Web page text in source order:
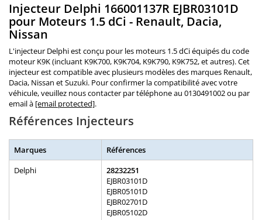
Injecteur Delphi 166001137R EJBR03101D
pour Moteurs 1.5 dCi - Renault, Dacia,
Nissan
L'injecteur Delphi est conçu pour les moteurs 1.5 dCi équipés du code
moteur K9K (incluant K9K700, K9K704, K9K790, K9K752, et autres). Cet
injecteur est compatible avec plusieurs modèles des marques Renault,
Dacia, Nissan et Suzuki. Pour confirmer la compatibilité avec votre
véhicule, veuillez nous contacter par téléphone au 0130491002 ou par
email à [email protected].
Références Injecteurs
Marques
Références
Delphi
28232251
EJBR03101D
EJBR05101D
EJBR02701D
EJBR05102D